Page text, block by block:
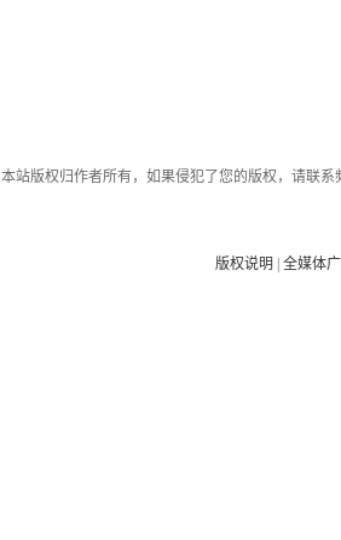
本站版权归作者所有，如果侵犯了您的版权，请联
版权说明 |全媒体